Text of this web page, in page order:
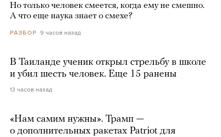
Но только человек смеется, когда ему не смешно.
А что еще наука знает о смехе?
РАЗБОР 9 часов назад
В Таиланде ученик открыл стрельбу в школе
и убил шесть человек. Еще 15 ранены
13 часов назад
«Нам самим нужны». Трамп —
о дополнительных ракетах Patriot для